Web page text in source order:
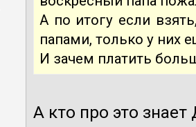
А по итогу если
папами, только у них
И зачем платить
А кто про это